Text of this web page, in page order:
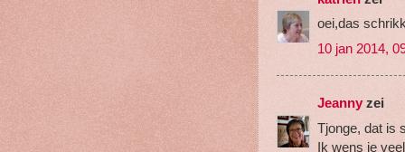
oei,das
10 jan 2014,
Jeannyzei
Tjonge, dat is
Ik wens je